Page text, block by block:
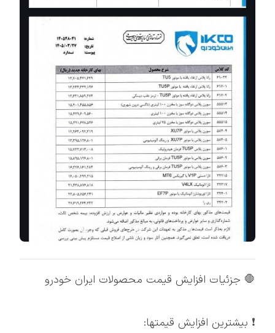
🛑 جزئیات افزایش قیمت محصولات ایران خودرو
❗️ بیشترین افزایش قیمتها: